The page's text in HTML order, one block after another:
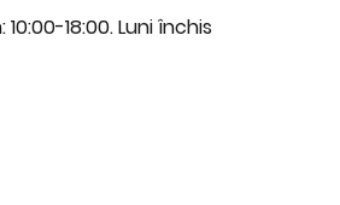
10:00-18:00. Luni închis